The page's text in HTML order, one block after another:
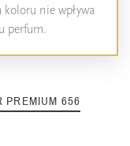
nie wpływa
perfum.
PREMIUM 656